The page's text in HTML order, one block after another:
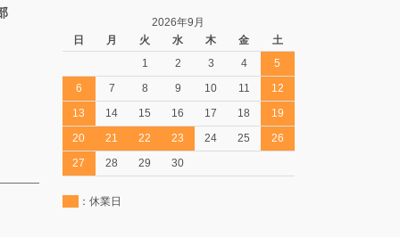
2026年9月
日
月 火 水 木 金
土
1
2 3 4
5
6
7 8 9 10 11
12
13
14 15 16 17 18
19
20
21 22 23 24 25
26
27
28 29 30
：休業日